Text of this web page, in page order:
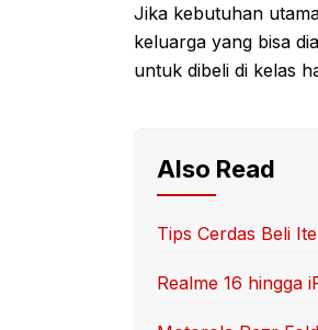
Jika kebutuhan
keluarga yang bisa
untuk dibeli di kelas
Also Read
Tips Cerdas Beli
Realme 16 hingga